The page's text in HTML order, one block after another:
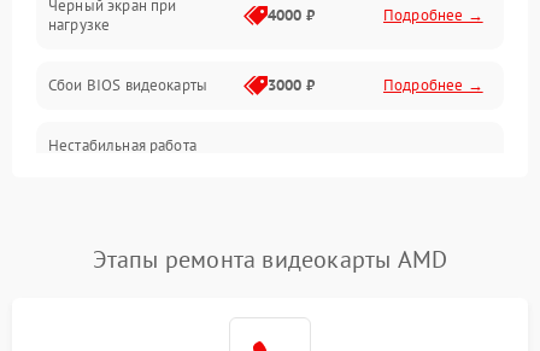
Электропитание
ПО
Электронные компоненты
Общие поломки
Черный экран при
нагрузке
4000 ₽ Подробнее →
Сбои BIOS видеокарты 3000 ₽ Подробнее →
Нестабильная работа
Этапы ремонта видеокарты AMD